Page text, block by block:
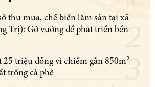
thu mua, chế biến lâm sản tại xã
Trị): Gỡ vướng để phát triển bền
triệu đồng vì chiếm gần 850m²
trồng cà phê